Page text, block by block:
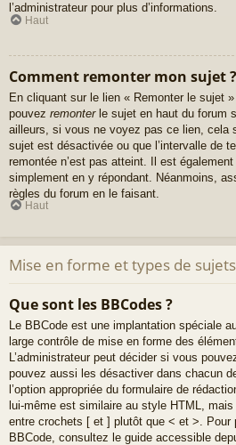
l’administrateur pour plus d’informations.
Haut
Comment remonter mon sujet ?
En cliquant sur le lien « Remonter le sujet
pouvez remonterle sujet en haut du forum
ailleurs, si vous ne voyez pas ce lien, cela
sujet est désactivée ou que l’intervalle de
remontée n’est pas atteint. Il est
simplement en y répondant. Néanmoins,
règles du forum en le faisant.
Haut
Mise en forme et types de sujets
Que sont les BBCodes ?
Le BBCode est une implantation spéciale
large contrôle de mise en forme des
L’administrateur peut décider si vous
pouvez aussi les désactiver dans chacun
l’option appropriée du formulaire de
lui-même est similaire au style HTML,
entre crochets [ et ] plutôt que < et >. Pour
BBCode, consultez le guide accessible